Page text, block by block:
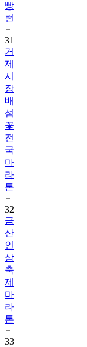
빵
런
31
거
제
시
장
배
섬
꽃
전
국
마
라
톤
32
금
산
인
삼
축
제
마
라
톤
33